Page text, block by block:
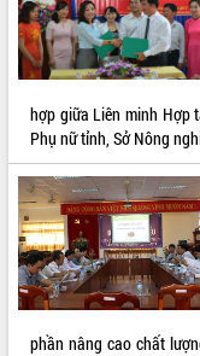
Phát động chiến dịch 30 ngày
giải phóng mặt bằng Tuyến
ven biển
Đắk Lắk nỗ lực thúc đẩy
kinh tế từ 10% trở lên trong
II/2026
Đắk Lắk ký kết thỏa thuận
chuyển đổi số giai đoạn
với Tập đoàn Bưu chính Viễn
Việt Nam
Thứ trưởng Bộ Y tế làm việc
Đắk Lắk về phát triển nhân
cho trạm y tế cấp xã
hợp giữa Liên minh Hợp
Phụ nữ tỉnh, Sở Nông
phần nâng cao chất